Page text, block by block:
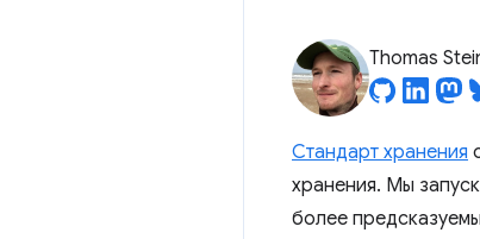
Thomas
Стандарт хранения
хранения. Мы
более